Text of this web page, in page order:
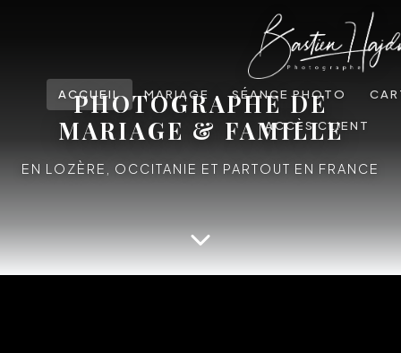
ACCUEIL MARIAGE SÉANCE PHOTO
ACCÈS CLIENT
PHOTOGRAPHE DE
MARIAGE & FAMILLE
EN LOZÈRE, OCCITANIE ET PARTOUT EN FRANCE